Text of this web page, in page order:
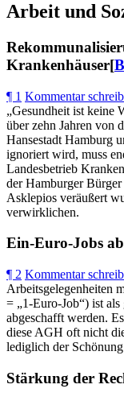
Arbeit und
Krankenhäuser[
¶ 1 Kommentar
„Gesundheit ist keine
über zehn Jahren von
Hansestadt Hamburg
ignoriert wird, muss
Landesbetrieb
der Hamburger
Asklepios veräußert
verwirklichen.
Ein-Euro-Jobs
¶ 2 Kommentar
Arbeitsgelegenheiten
= „1-Euro-Job“) ist
abgeschafft werden.
diese AGH oft nicht
lediglich der
Stärkung der